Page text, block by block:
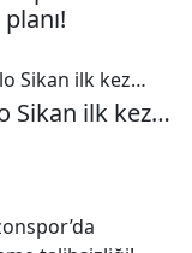
Sikan ilk kez…